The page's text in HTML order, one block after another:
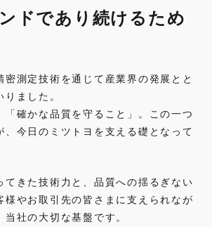
ドであり続けるため
密測定技術を通じて産業界の発展とと
ました。
「確かな品質を守ること」。この一つ
、今日のミツトヨを支える礎となって
てきた技術力と、品質への揺るぎない
様やお取引先の皆さまに支えられなが
社の大切な基盤です。